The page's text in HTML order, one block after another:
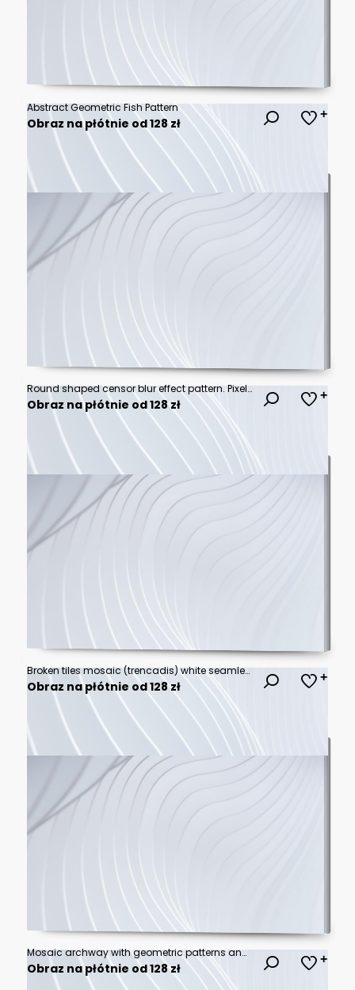
Abstract Geometric Fish Pattern
Obraz na płótnie od 128 zł
Round shaped censor blur effect pattern. Pixel checkered mosaic texture hiding prohibited content. Parental control, adult only, censorship or privacy concept
Obraz na płótnie od 128 zł
Broken tiles mosaic (trencadis) white seamless pattern
Obraz na płótnie od 128 zł
Mosaic archway with geometric patterns and colorful tiles displaying traditional craftsmanship
Obraz na płótnie od 128 zł